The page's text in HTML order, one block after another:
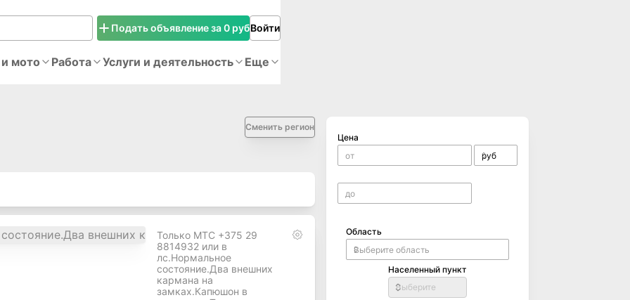
Подать объявление за 0 рубВойти
мото Работа Услуги и деятельность Еще
Сменить регион
Только МТС +375 29
8814932 или в
лс.Нормальное
состояние.Два внешних
кармана на
замках.Капюшон в
Цена
Область
Населенный пункт
Выберите